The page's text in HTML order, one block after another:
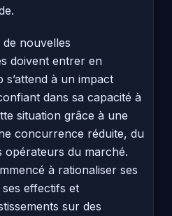
nouvelles
doivent entrer en
à un impact
dans sa capacité à
situation grâce à une
concurrence réduite, du
opérateurs du marché.
à rationaliser ses
effectifs et
sur des